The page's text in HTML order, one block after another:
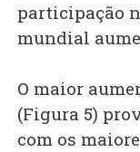
participação
mundial
O maior
(Figura 5)
com os